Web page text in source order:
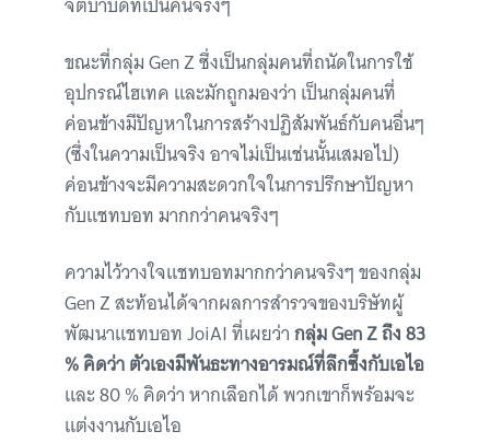
ขณะที่กลุ่ม Gen Z ซึ่งเป็นกลุ่มคนที่ถนัดในการใช้
อุปกรณ์ไฮเทค และมักถูกมองว่า เป็นกลุ่มคนที่
ค่อนข้างมีปัญหาในการสร้างปฏิสัมพันธ์กับคนอื่นๆ
(ซึ่งในความเป็นจริง อาจไม่เป็นเช่นนั้นเสมอไป)
ค่อนข้างจะมีความสะดวกใจในการปรึกษาปัญหา
กับแชทบอท มากกว่าคนจริงๆ
ความไว้วางใจแชทบอทมากกว่าคนจริงๆ ของกลุ่ม
Gen Z สะท้อนได้จากผลการสำรวจของบริษัทผู้
พัฒนาแชทบอท JoiAI ที่เผยว่ากลุ่ม Gen Z ถึง 83
% คิดว่า ตัวเองมีพันธะทางอารมณ์ที่ลึกซึ้งกับเอไอ
และ 80 % คิดว่า หากเลือกได้ พวกเขาก็พร้อมจะ
แต่งงานกับเอไอ